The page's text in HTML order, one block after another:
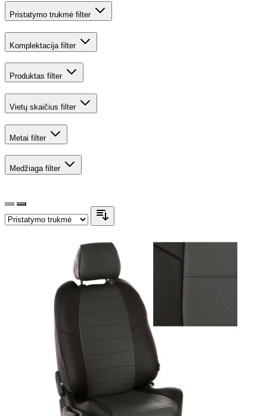
Pristatymo trukmė filter
Komplektacija filter
Produktas filter
Vietų skaičius filter
Metai filter
Medžiaga filter